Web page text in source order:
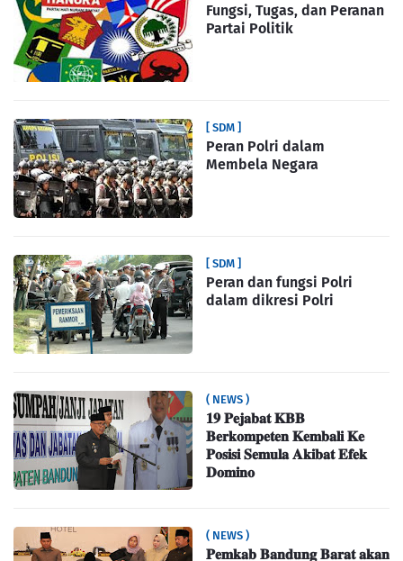
Fungsi, Tugas, dan Peranan
Partai Politik
[ SDM ]
Peran Polri dalam
Membela Negara
[ SDM ]
Peran dan fungsi Polri
dalam dikresi Polri
( NEWS )
𝟏𝟗 𝐏𝐞𝐣𝐚𝐛𝐚𝐭 𝐊𝐁𝐁
𝐁𝐞𝐫𝐤𝐨𝐦𝐩𝐞𝐭𝐞𝐧 𝐊𝐞𝐦𝐛𝐚𝐥𝐢 𝐊𝐞
𝐏𝐨𝐬𝐢𝐬𝐢 𝐒𝐞𝐦𝐮𝐥𝐚 𝐀𝐤𝐢𝐛𝐚𝐭 𝐄𝐟𝐞𝐤
𝐃𝐨𝐦𝐢𝐧𝐨
( NEWS )
𝐏𝐞𝐦𝐤𝐚𝐛 𝐁𝐚𝐧𝐝𝐮𝐧𝐠 𝐁𝐚𝐫𝐚𝐭 𝐚𝐤𝐚𝐧